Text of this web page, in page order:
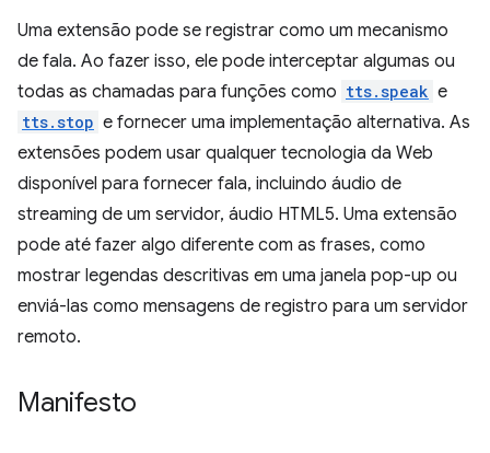
Uma extensão pode se registrar como um mecanismo
de fala. Ao fazer isso, ele pode interceptar algumas ou
todas as chamadas para funções como tts.speak e
tts.stop e fornecer uma implementação alternativa. As
extensões podem usar qualquer tecnologia da Web
disponível para fornecer fala, incluindo áudio de
streaming de um servidor, áudio HTML5. Uma extensão
pode até fazer algo diferente com as frases, como
mostrar legendas descritivas em uma janela pop-up ou
enviá-las como mensagens de registro para um servidor
remoto.
Manifesto